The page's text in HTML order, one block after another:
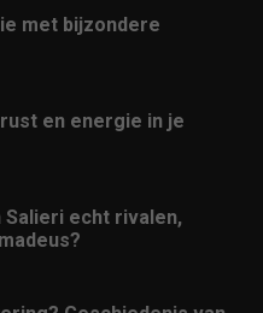
met bijzondere
en energie in je
echt rivalen,